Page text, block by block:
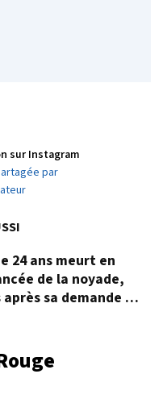
sur Instagram
par
24 ans meurt en
de la noyade,
sa demande en